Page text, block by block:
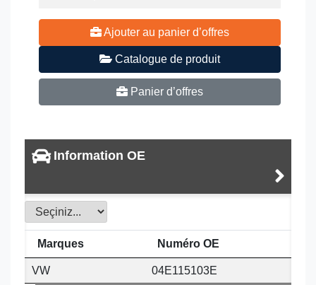
Ajouter au panier d’offres
Catalogue de produit
Panier d’offres
Information OE
Marques Numéro OE
VW 04E115103E